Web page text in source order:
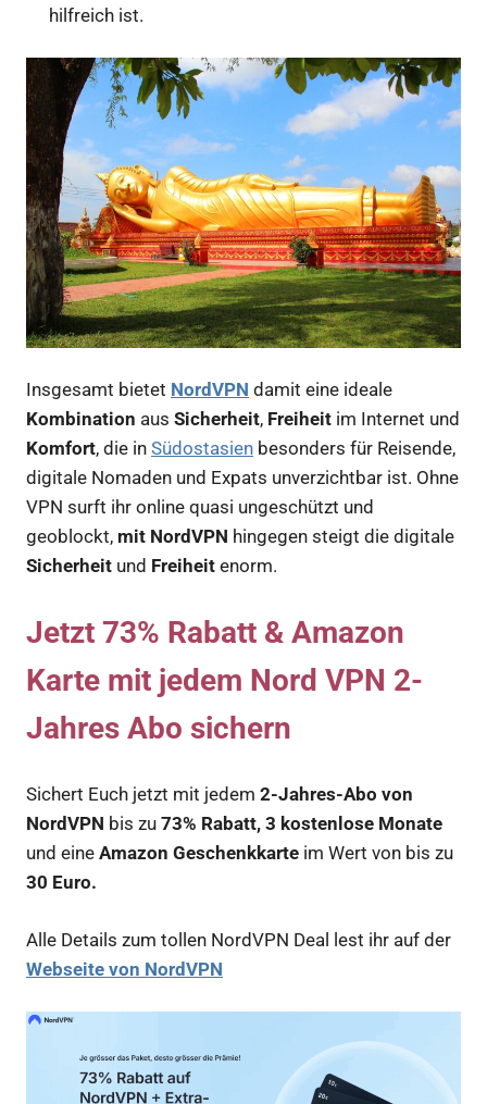
hilfreich ist.
Insgesamt bietet NordVPN damit eine ideale
Kombination aus Sicherheit, Freiheit im Internet und
Komfort, die in Südostasien besonders für Reisende,
digitale Nomaden und Expats unverzichtbar ist. Ohne
VPN surft ihr online quasi ungeschützt und
geoblockt, mit NordVPN hingegen steigt die digitale
Sicherheit und Freiheit enorm.
Jetzt 73% Rabatt & Amazon
Karte mit jedem Nord VPN 2-
Jahres Abo sichern
Sichert Euch jetzt mit jedem 2-Jahres-Abo von
NordVPN bis zu 73% Rabatt, 3 kostenlose Monate
und eine Amazon Geschenkkarte im Wert von bis zu
30 Euro.
Alle Details zum tollen NordVPN Deal lest ihr auf der
Webseite von NordVPN